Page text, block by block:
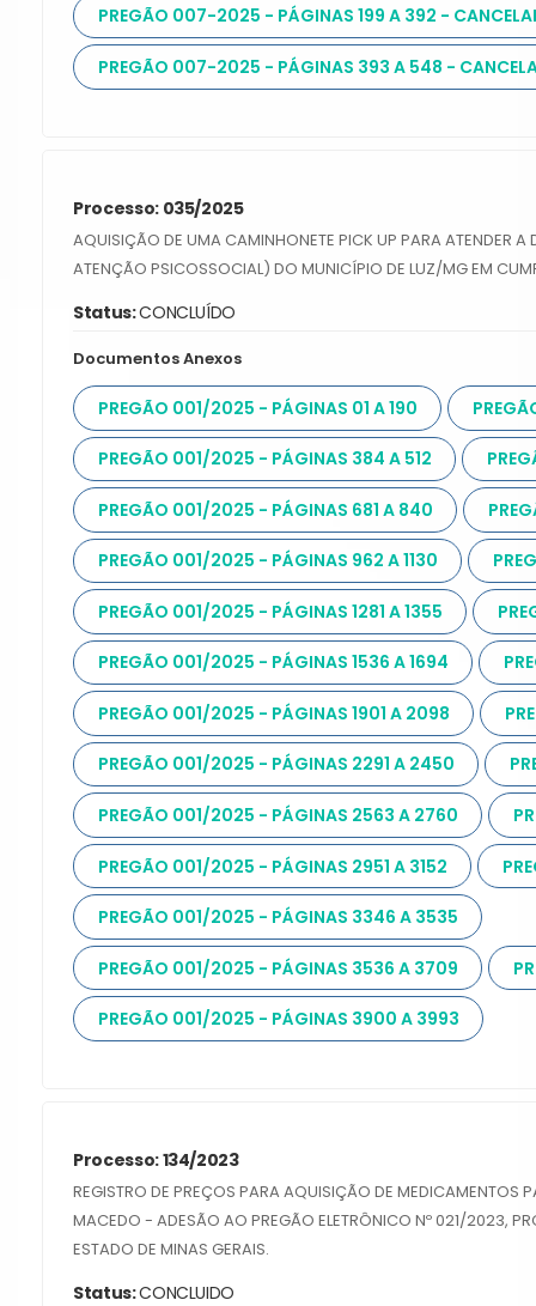
PREGÃO 007-2025 - PÁGINAS 199 A 392 -
PREGÃO 007-2025 - PÁGINAS 393 A 548 -
Processo: 035/2025
AQUISIÇÃO DE UMA CAMINHONETE PICK UP PARA ATENDER
ATENÇÃO PSICOSSOCIAL) DO MUNICÍPIO DE LUZ/MG EM
Status:CONCLUÍDO
Documentos Anexos
PREGÃO 001/2025 - PÁGINAS 01 A 190
PREGÃO 001/2025 - PÁGINAS 384 A 512
PREGÃO 001/2025 - PÁGINAS 681 A 840
PREGÃO 001/2025 - PÁGINAS 962 A 1130
PREGÃO 001/2025 - PÁGINAS 1281 A 1355
PREGÃO 001/2025 - PÁGINAS 1536 A 1694
PREGÃO 001/2025 - PÁGINAS 1901 A 2098
PREGÃO 001/2025 - PÁGINAS 2291 A 2450
PREGÃO 001/2025 - PÁGINAS 2563 A 2760
PREGÃO 001/2025 - PÁGINAS 2951 A 3152
PREGÃO 001/2025 - PÁGINAS 3346 A 3535
PREGÃO 001/2025 - PÁGINAS 3536 A 3709
PREGÃO 001/2025 - PÁGINAS 3900 A 3993
Processo: 134/2023
REGISTRO DE PREÇOS PARA AQUISIÇÃO DE MEDICAMENTOS
MACEDO - ADESÃO AO PREGÃO ELETRÔNICO Nº 021/2023,
ESTADO DE MINAS GERAIS.
Status:CONCLUIDO